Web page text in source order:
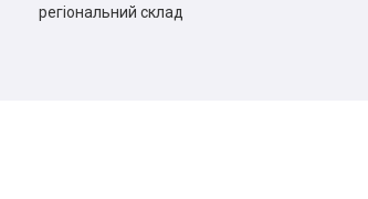
регіональний склад